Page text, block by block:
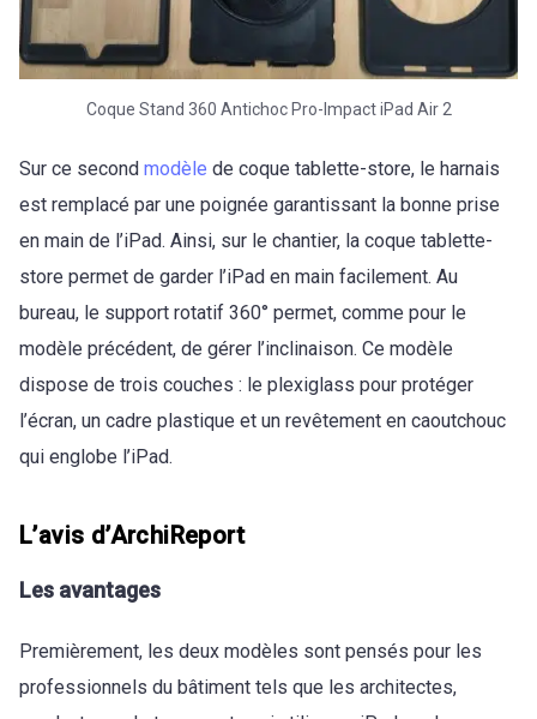
Coque Stand 360 Antichoc Pro-Impact iPad Air 2
Sur ce second modèle de coque tablette-store, le harnais
est remplacé par une poignée garantissant la bonne prise
en main de l’iPad. Ainsi, sur le chantier, la coque tablette-
store permet de garder l’iPad en main facilement. Au
bureau, le support rotatif 360° permet, comme pour le
modèle précédent, de gérer l’inclinaison. Ce modèle
dispose de trois couches : le plexiglass pour protéger
l’écran, un cadre plastique et un revêtement en caoutchouc
qui englobe l’iPad.
L’avis d’ArchiReport
Les avantages
Premièrement, les deux modèles sont pensés pour les
professionnels du bâtiment tels que les architectes,